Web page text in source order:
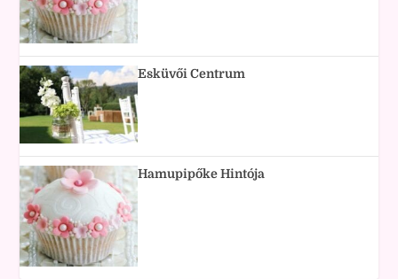
Esküvői Centrum
Hamupipőke Hintója